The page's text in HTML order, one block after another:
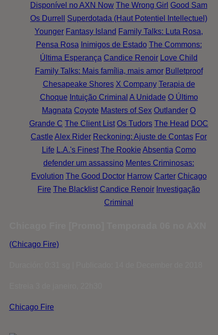
Disponível no AXN Now The Wrong Girl Good Sam
Os Durrell
Superdotada (Haut Potentiel Intellectuel)
Younger Fantasy Island Family Talks: Luta Rosa,
Pensa Rosa Inimigos de Estado The Commons:
Última Esperança Candice Renoir Love Child
Family Talks: Mais família, mais amor Bulletproof
Chesapeake Shores X Company Terapia de
Choque Intuição Criminal A Unidade O Último
Magnata Coyote Masters of Sex Outlander O
Grande C The Client List Os Tudors The Head DOC
Castle Alex Rider Reckoning: Ajuste de Contas For
Life L.A.'s Finest The Rookie Absentia Como
defender um assassino Mentes Criminosas:
Evolution The Good Doctor Harrow Carter Chicago
Fire The Blacklist Candice Renoir Investigação
Criminal
(Chicago Fire)
Chicago Fire